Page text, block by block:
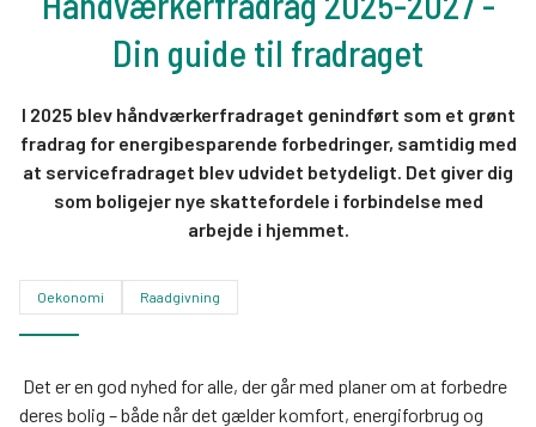
Din guide til fradraget
I 2025 blev håndværkerfradraget genindført som et grønt
fradrag for energibesparende forbedringer, samtidig med
at servicefradraget blev udvidet betydeligt. Det giver dig
som boligejer nye skattefordele i forbindelse med
arbejde i hjemmet.
Oekonomi Raadgivning
Det er en god nyhed for alle, der går med planer om at forbedre
deres bolig – både når det gælder komfort, energiforbrug og